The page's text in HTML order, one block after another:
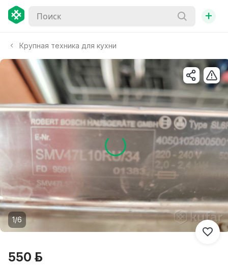
+
Крупная техника для кухни
1/6
550 р.